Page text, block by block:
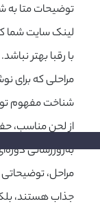
توضیحات متا به
لینک سایت شما
با رقبا بهتر نباشد.
مراحلی که برای
شناخت مفهوم
از لحن مناسب،
به‌روزرسانی
مراحل،
جذاب هستند،